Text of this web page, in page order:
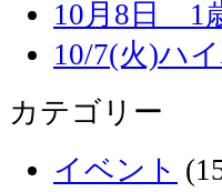
10月8日 1
10/7(火)ハ
カテゴリー
イベント